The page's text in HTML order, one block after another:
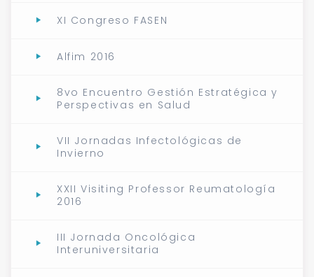
XI Congreso FASEN
Alfim 2016
8vo Encuentro Gestión Estratégica y
Perspectivas en Salud
VII Jornadas Infectológicas de
Invierno
XXII Visiting Professor Reumatología
2016
III Jornada Oncológica
Interuniversitaria